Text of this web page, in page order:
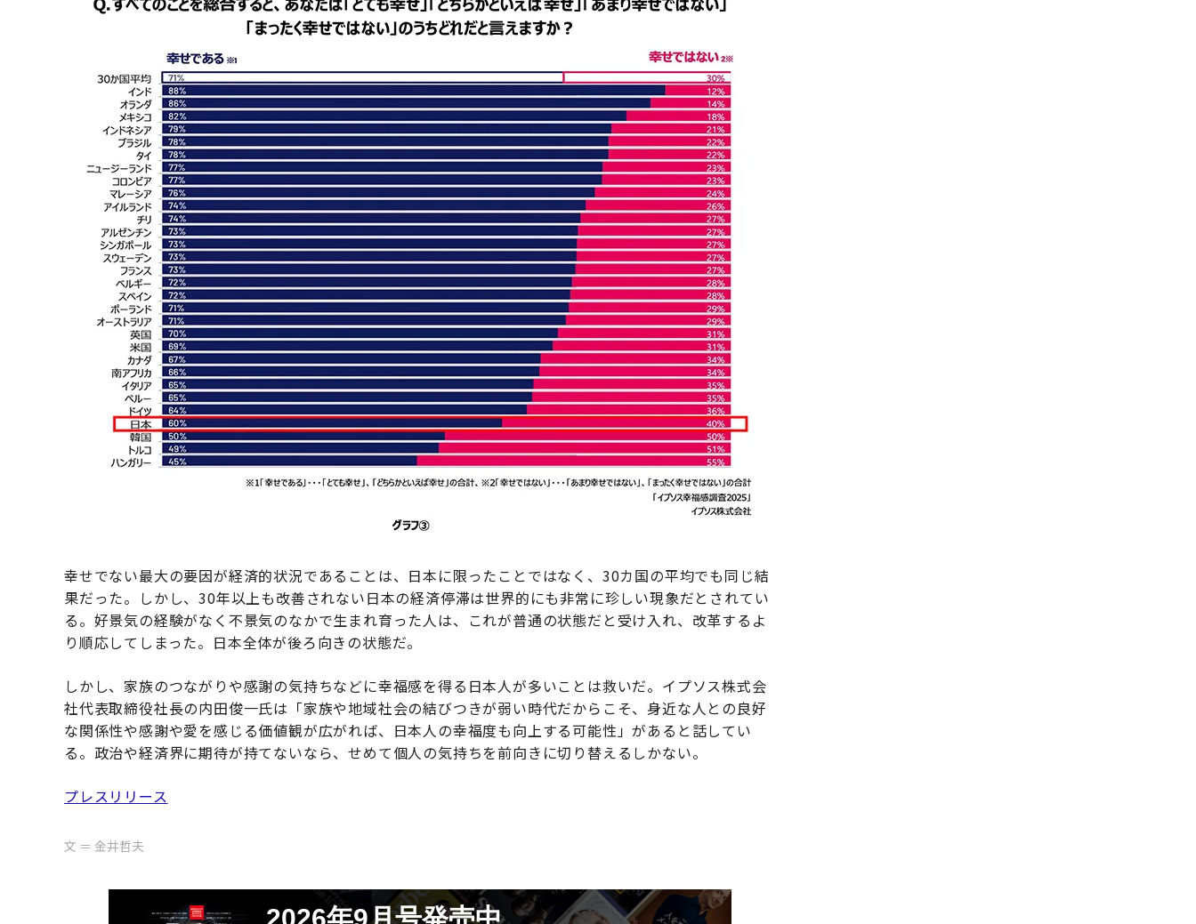
幸せでない最大の要因が経済的状況であることは、日本に限ったことではなく、30カ国の平均でも同じ結
果だった。しかし、30年以上も改善されない日本の経済停滞は世界的にも非常に珍しい現象だとされてい
る。好景気の経験がなく不景気のなかで生まれ育った人は、これが普通の状態だと受け入れ、改革するよ
り順応してしまった。日本全体が後ろ向きの状態だ。
しかし、家族のつながりや感謝の気持ちなどに幸福感を得る日本人が多いことは救いだ。イプソス株式会
社代表取締役社長の内田俊一氏は「家族や地域社会の結びつきが弱い時代だからこそ、身近な人との良好
な関係性や感謝や愛を感じる価値観が広がれば、日本人の幸福度も向上する可能性」があると話してい
る。政治や経済界に期待が持てないなら、せめて個人の気持ちを前向きに切り替えるしかない。
プレスリリース
文 ＝ 金井哲夫